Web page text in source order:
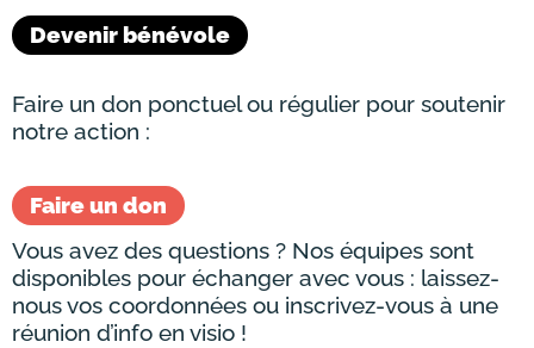
Devenir bénévole
Faire un don ponctuel ou régulier pour soutenir
notre action :
Faire un don
Vous avez des questions ? Nos équipes sont
disponibles pour échanger avec vous : laissez-
nous vos coordonnées ou inscrivez-vous à une
réunion d’info en visio !